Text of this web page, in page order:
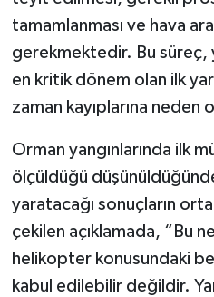
tamamlanması ve hava
gerekmektedir. Bu süreç,
en kritik dönem olan ilk
zaman kayıplarına neden
Orman yangınlarında ilk
ölçüldüğü
yaratacağı sonuçların
çekilen açıklamada, “Bu
helikopter konusundaki
kabul edilebilir değildir.